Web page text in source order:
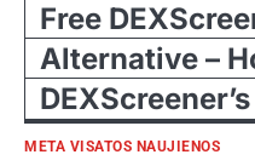
Free
Alternative –
META VISATOS NAUJIENOS